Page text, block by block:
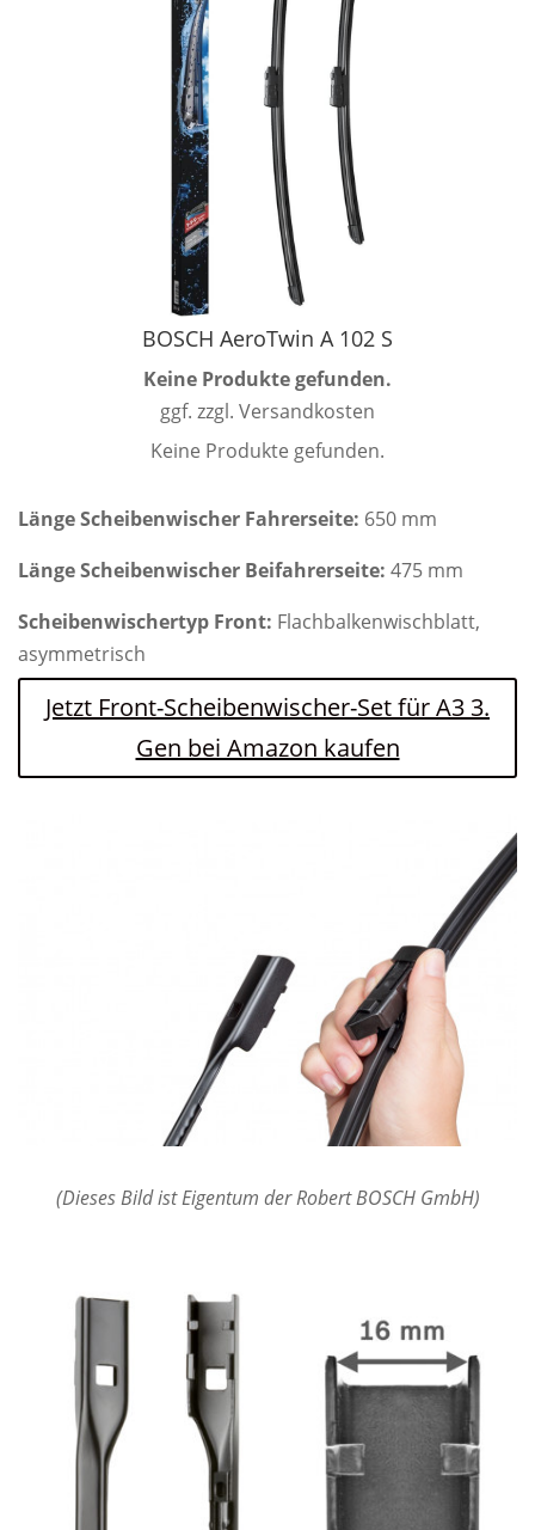
BOSCH AeroTwin A 102 S
Keine Produkte gefunden.
ggf. zzgl. Versandkosten
Keine Produkte gefunden.
Länge Scheibenwischer Fahrerseite: 650 mm
Länge Scheibenwischer Beifahrerseite: 475 mm
Scheibenwischertyp Front: Flachbalkenwischblatt,
asymmetrisch
Jetzt Front-Scheibenwischer-Set für A3 3.
Gen bei Amazon kaufen
(Dieses Bild ist Eigentum der Robert BOSCH GmbH)